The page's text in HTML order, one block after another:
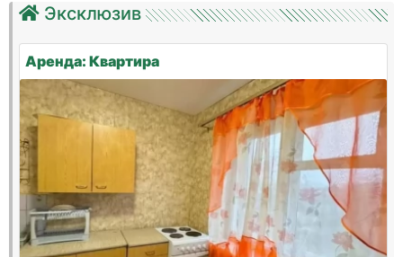
Эксклюзив
Аренда: Квартира